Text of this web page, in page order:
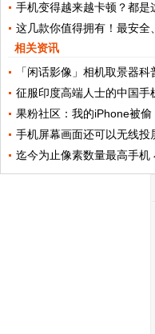
手机变得越来越卡顿？都是
这几款你值得拥有！最安全
相关资讯
「闲话影像」相机取景器科
征服印度高端人士的中国手
果粉社区：我的iPhone被偷
手机屏幕画面还可以无线投
迄今为止像素数量最高手机